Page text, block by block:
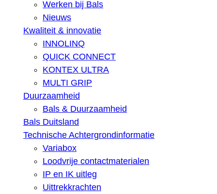
Werken bij Bals
Nieuws
Kwaliteit & innovatie
INNOLINQ
QUICK CONNECT
KONTEX ULTRA
MULTI GRIP
Duurzaamheid
Bals & Duurzaamheid
Bals Duitsland
Technische Achtergrondinformatie
Variabox
Loodvrije contactmaterialen
IP en IK uitleg
Uittrekkrachten